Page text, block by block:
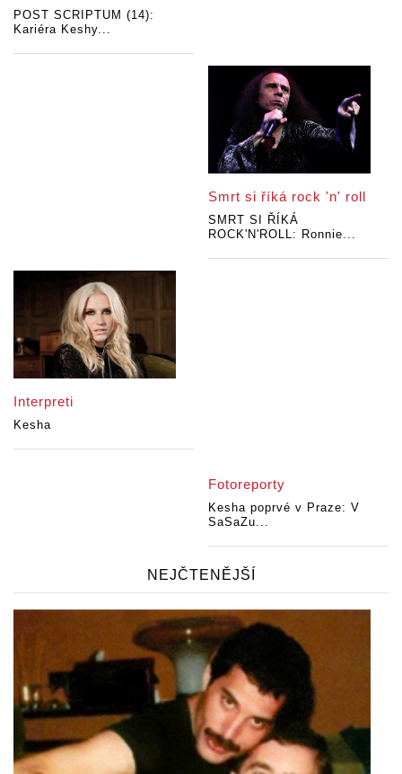
POST SCRIPTUM (14):
Kariéra Keshy...
Smrt si říká rock 'n' roll
SMRT SI ŘÍKÁ
ROCK'N'ROLL: Ronnie...
Interpreti
Kesha
Fotoreporty
Kesha poprvé v Praze: V
SaSaZu...
NEJČTENĚJŠÍ